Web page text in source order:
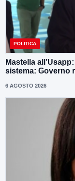
POLITICA
Mastella
sistema: Governo
6 AGOSTO 2026